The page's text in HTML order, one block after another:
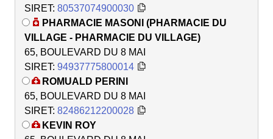
SIRET: 80537074900030
PHARMACIE MASONI (PHARMACIE DU
VILLAGE - PHARMACIE DU VILLAGE)
65, BOULEVARD DU 8 MAI
SIRET: 94937775800014
ROMUALD PERINI
65, BOULEVARD DU 8 MAI
SIRET: 82486212200028
KEVIN ROY